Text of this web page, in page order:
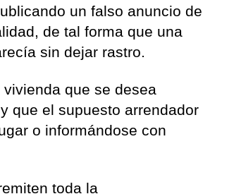
un falso anuncio de
de tal forma que una
sin dejar rastro.
que se desea
que el supuesto arrendador
o informándose con
toda la